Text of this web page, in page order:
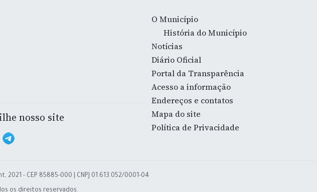
nosso site
O Município
História do Município
Notícias
Diário Oficial
Portal da Transparência
Acesso a informação
Endereços e contatos
Mapa do site
Política de Privacidade
- CEP 85885-000 | CNPJ 01.613.052/0001-04
os direitos reservados.